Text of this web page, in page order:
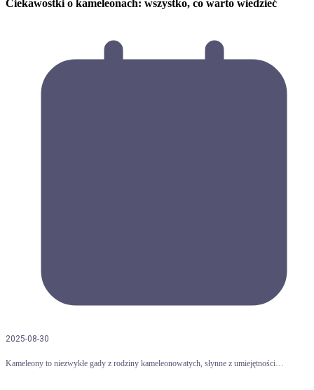
Ciekawostki o kameleonach: wszystko, co warto wiedzieć
2025-08-30
Kameleony to niezwykłe gady z rodziny kameleonowatych, słynne z umiejętności…